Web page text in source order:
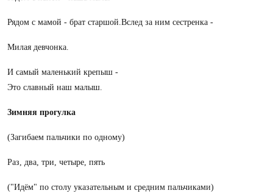
Рядом с мамой - брат старшой.Вслед за ним сестренка -
Милая девчонка.
И самый маленький крепыш -
Это славный наш малыш.
Зимняя прогулка
(Загибаем пальчики по одному)
Раз, два, три, четыре, пять
("Идём" по столу указательным и средним пальчиками)